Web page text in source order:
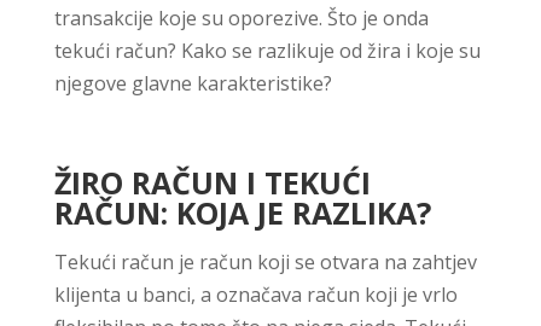
transakcije koje su oporezive. Što je onda
tekući račun? Kako se razlikuje od žira i koje su
njegove glavne karakteristike?
ŽIRO RAČUN I TEKUĆI
RAČUN: KOJA JE RAZLIKA?
Tekući račun je račun koji se otvara na zahtjev
klijenta u banci, a označava račun koji je vrlo